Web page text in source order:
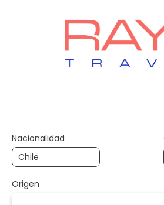
Nacionalidad
Origen